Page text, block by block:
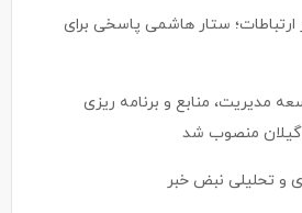
ارتباطات؛ ستار هاشمی پاسخی برای
مدیریت، منابع و برنامه ریزی
گیلان منصوب شد
و تحلیلی نبض خبر